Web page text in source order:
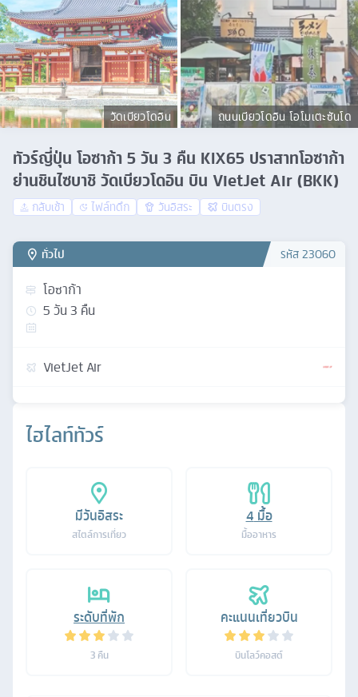
วัดเบียวโดอิน ถนนเบียวโดอิน โอโมเตะซันโด
ทัวร์ญี่ปุ่น โอซาก้า 5 วัน 3 คืน KIX65 ปราสาทโอซาก้า
ย่านชินไซบาชิ วัดเบียวโดอิน บิน VietJet Air (BKK)
กลับเช้า ไฟล์ทดึก วันอิสระ บินตรง
ไฮไลท์ทัวร์
มีวันอิสระ
สไตล์การเที่ยว
4 มื้อ
มื้ออาหาร
ระดับที่พัก
3คืน
คะแนนเที่ยวบิน
บินโลว์คอสต์
ทั่วไป รหัส23060
โอซาก้า
5วัน3 คืน
VietJet Air